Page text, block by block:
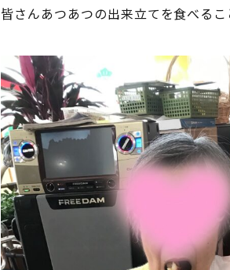
皆さんあつあつの出来立てを食べる